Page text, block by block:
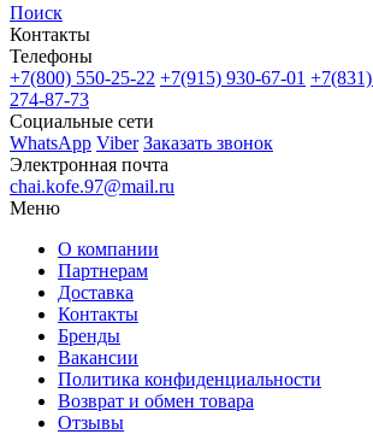
Поиск
Контакты
Телефоны
+7(800) 550-25-22 +7(915) 930-67-01 +7(831)
274-87-73
Социальные сети
WhatsApp Viber Заказать звонок
Электронная почта
chai.kofe.97@mail.ru
Меню
О компании
Партнерам
Доставка
Контакты
Бренды
Вакансии
Политика конфиденциальности
Возврат и обмен товара
Отзывы